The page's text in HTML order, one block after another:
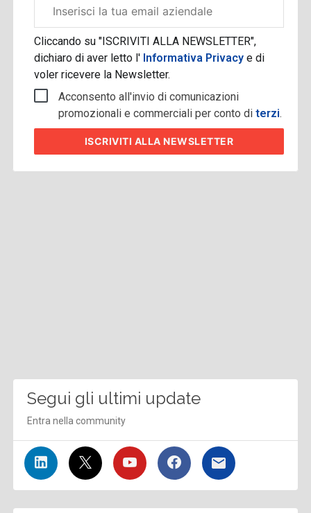
aziendale
Cliccando su "ISCRIVITI ALLA NEWSLETTER",
dichiaro di aver letto l' Informativa Privacye di
voler ricevere la Newsletter.
Acconsento all'invio di comunicazioni
promozionali e commerciali per conto diterzi.
ISCRIVITI ALLA NEWSLETTER
Segui gli ultimi update
Entra nella community